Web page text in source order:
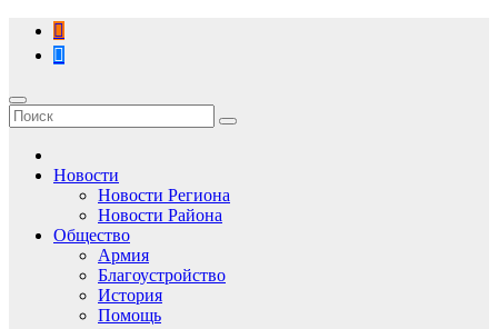
Перейти
содержимому
Новости
Новости Региона
Новости Района
Общество
Армия
Благоустройство
История
Помощь